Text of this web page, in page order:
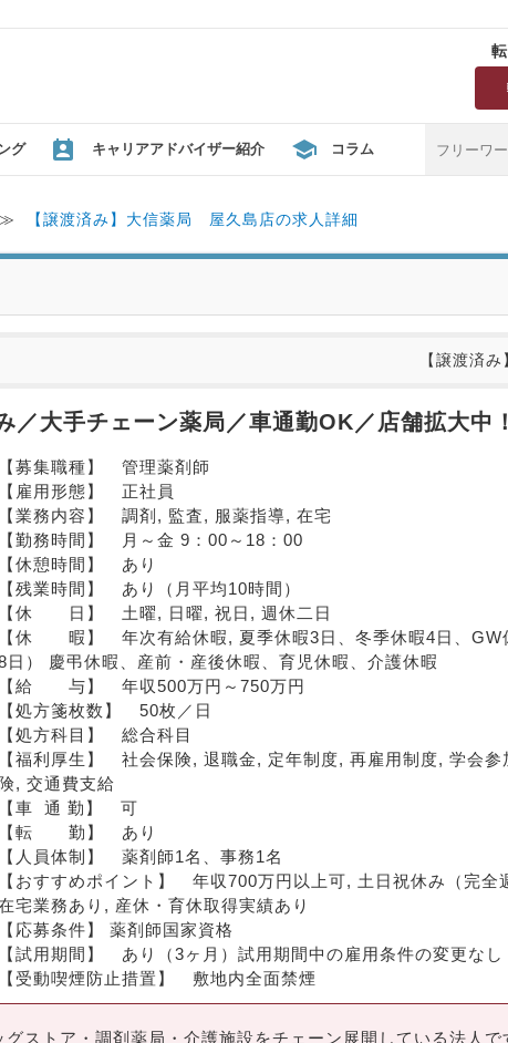
グ キャリアアドバイザー紹介 コラム
【譲渡済み】大信薬局 屋久島店の求人詳細
【譲渡済
／大手チェーン薬局／車通勤OK／店舗拡大中
【募集職種】　管理薬剤師
【雇用形態】　正社員
【業務内容】　調剤, 監査, 服薬指導, 在宅
【勤務時間】　月～金 9：00～18：00
【休憩時間】　あり
【残業時間】　あり（月平均10時間）
【休　　日】　土曜, 日曜, 祝日, 週休二日
【休　　暇】　年次有給休暇, 夏季休暇3日、冬季休暇4日、
日） 慶弔休暇、産前・産後休暇、育児休暇、介護休暇
【給　　与】　年収500万円～750万円
【処方箋枚数】　50枚／日
【処方科目】　総合科目
【福利厚生】　社会保険, 退職金, 定年制度, 再雇用制度, 学会
険, 交通費支給
【車  通 勤】　可
【転　　勤】　あり
【人員体制】　薬剤師1名、事務1名
【おすすめポイント】　年収700万円以上可, 土日祝休み（完
宅業務あり, 産休・育休取得実績あり
【応募条件】 薬剤師国家資格
【試用期間】　あり（3ヶ月）試用期間中の雇用条件の変更なし
【受動喫煙防止措置】　敷地内全面禁煙
ストア・調剤薬局・介護施設をチェーン展開している法人で